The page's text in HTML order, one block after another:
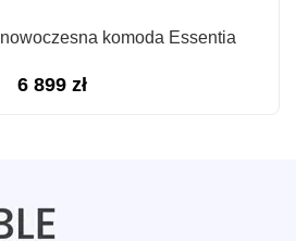
komoda Essentia
6 899 zł